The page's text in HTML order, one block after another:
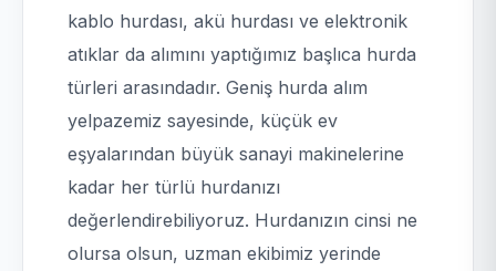
kablo hurdası, akü hurdası ve elektronik
atıklar da alımını yaptığımız başlıca hurda
türleri arasındadır. Geniş hurda alım
yelpazemiz sayesinde, küçük ev
eşyalarından büyük sanayi makinelerine
kadar her türlü hurdanızı
değerlendirebiliyoruz. Hurdanızın cinsi ne
olursa olsun, uzman ekibimiz yerinde